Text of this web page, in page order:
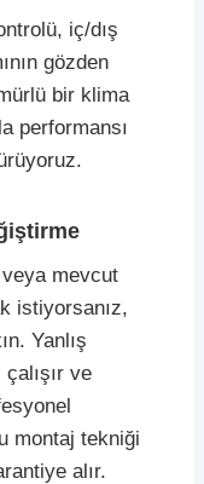
iç/dış
gözden
bir klima
performansı
veya mevcut
istiyorsanız,
Yanlış
ve
montaj tekniği
alır.